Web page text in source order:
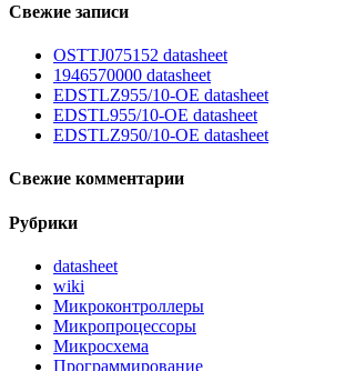
Свежие записи
OSTTJ075152 datasheet
1946570000 datasheet
EDSTLZ955/10-OE datasheet
EDSTL955/10-OE datasheet
EDSTLZ950/10-OE datasheet
Свежие комментарии
Рубрики
datasheet
wiki
Микроконтроллеры
Микропроцессоры
Микросхема
Программирование